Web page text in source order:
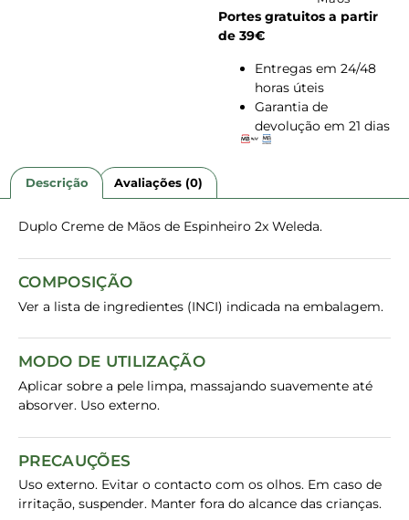
Portes gratuitos a partir
de 39€
Entregas em 24/48
horas úteis
Garantia de
devolução em 21 dias
Descrição Avaliações (0)
Duplo Creme de Mãos de Espinheiro 2x Weleda.
COMPOSIÇÃO
Ver a lista de ingredientes (INCI) indicada na embalagem.
MODO DE UTILIZAÇÃO
Aplicar sobre a pele limpa, massajando suavemente até
absorver. Uso externo.
PRECAUÇÕES
Uso externo. Evitar o contacto com os olhos. Em caso de
irritação, suspender. Manter fora do alcance das crianças.